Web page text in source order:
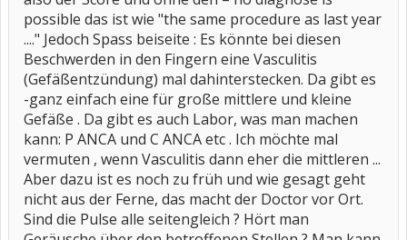
dass der Schmerz wieder mehr Besitz von mir nimmt. Das ist kaum
zum Aushalten. Der Laborwert für Lupus war glaub auch negativ,
aber die Ärztin ist sich nicht sicher, ob nicht doch eine Kollagenose
dahintersteckt. Aber eigentlich stecke ich fest. Die Schmerzen
machen mich noch wahnsinnig, und kaum denke ich, jetzt wird mir
geholfen - gehts wieder von vorne los. Zusätzlich habe ich an den
Händen starke Schwellungen - zwischen Daumengelenk und
Zeigefinger bin ich ganz aufgeschwollen und auch in den
Zwischenräumen neben den anderen Fingergelenken sind
Schwellungen. Keiner weiß, was das ist. Mir fallen auch immer
Sachen aus den Händen und ich tu mir schwer, zum feine Arbeiten
zu machen.
Ich weiß, das war jetzt wirklich ein langer Text und wer ihn bis zum
Ende liest, hat meine Hochachtung
Aber ich hoffe sehr stark,
dass hier doch jemand ist, der mir vielleicht etwas weiterhelfen
kann. Ich bin wirklich verzweifelt
possible das ist wie "the same procedure as last year
...." Jedoch Spass beiseite : Es könnte bei diesen
Beschwerden in den Fingern eine Vasculitis
(Gefäßentzündung) mal dahinterstecken. Da gibt es
-ganz einfach eine für große mittlere und kleine
Gefäße . Da gibt es auch Labor, was man machen
kann: P ANCA und C ANCA etc . Ich möchte mal
vermuten , wenn Vasculitis dann eher die mittleren ...
Aber dazu ist es noch zu früh und wie gesagt geht
nicht aus der Ferne, das macht der Doctor vor Ort.
Sind die Pulse alle seitengleich ? Hört man